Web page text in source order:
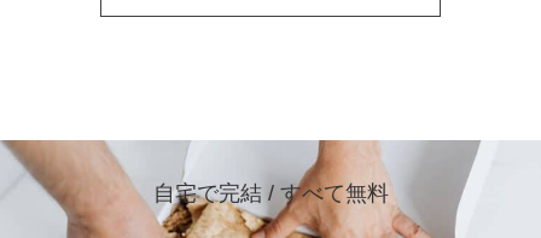
自宅で完結 / すべて無料